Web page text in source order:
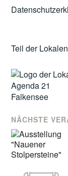
Teil der
NÄCHSTE